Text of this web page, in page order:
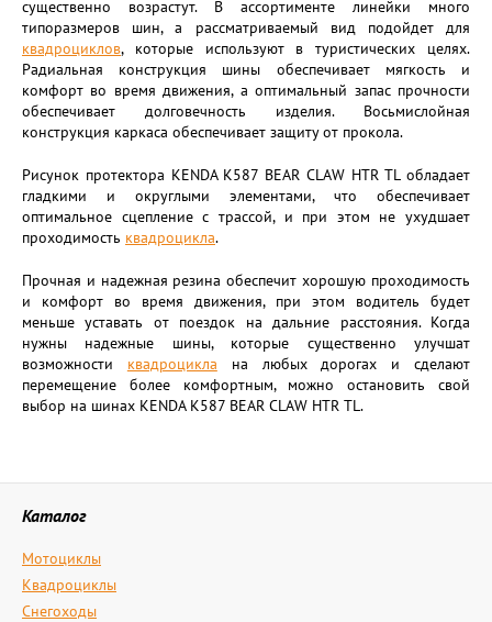
существенно возрастут. В ассортименте линейки много
типоразмеров шин, а рассматриваемый вид подойдет для
квадроциклов, которые используют в туристических целях.
Радиальная конструкция шины обеспечивает мягкость и
комфорт во время движения, а оптимальный запас прочности
обеспечивает долговечность изделия. Восьмислойная
конструкция каркаса обеспечивает защиту от прокола.
Рисунок протектора KENDA K587 BEAR CLAW HTR TL обладает
гладкими и округлыми элементами, что обеспечивает
оптимальное сцепление с трассой, и при этом не ухудшает
проходимость квадроцикла.
Прочная и надежная резина обеспечит хорошую проходимость
и комфорт во время движения, при этом водитель будет
меньше уставать от поездок на дальние расстояния. Когда
нужны надежные шины, которые существенно улучшат
возможности квадроцикла на любых дорогах и сделают
перемещение более комфортным, можно остановить свой
выбор на шинах KENDA K587 BEAR CLAW HTR TL.
Каталог
Мотоциклы
Квадроциклы
Снегоходы